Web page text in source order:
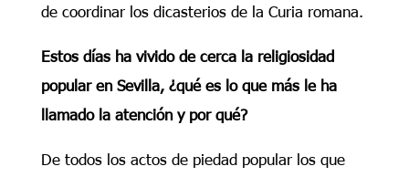
de coordinar los dicasterios de la Curia romana.
Estos días ha vivido de cerca la religiosidad
popular en Sevilla, ¿qué es lo que más le ha
llamado la atención y por qué?
De todos los actos de piedad popular los que